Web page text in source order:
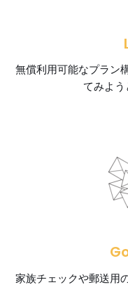
無償利用可能なプラン
てみよ
家族チェックや郵送用